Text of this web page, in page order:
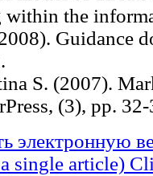
within the
Guidance
S. (2007).
(3), pp.
электронную
single article)